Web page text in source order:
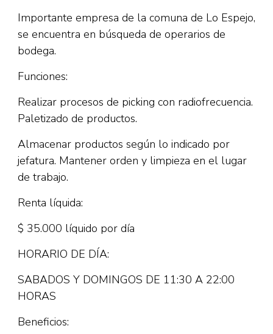
Importante empresa de la comuna de Lo Espejo,
se encuentra en búsqueda de operarios de
bodega.
Funciones:
Realizar procesos de picking con radiofrecuencia.
Paletizado de productos.
Almacenar productos según lo indicado por
jefatura. Mantener orden y limpieza en el lugar
de trabajo.
Renta líquida:
$ 35.000 líquido por día
HORARIO DE DÍA:
SABADOS Y DOMINGOS DE 11:30 A 22:00
HORAS
Beneficios: